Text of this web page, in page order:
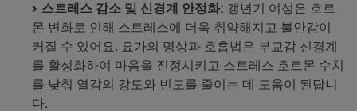
스트레스 감소 및 신경계 안정화: 갱년기 여성은 호르
몬 변화로 인해 스트레스에 더욱 취약해지고 불안감이
커질 수 있어요. 요가의 명상과 호흡법은 부교감 신경계
를 활성화하여 마음을 진정시키고 스트레스 호르몬 수치
를 낮춰 열감의 강도와 빈도를 줄이는 데 도움이 된답니
다.